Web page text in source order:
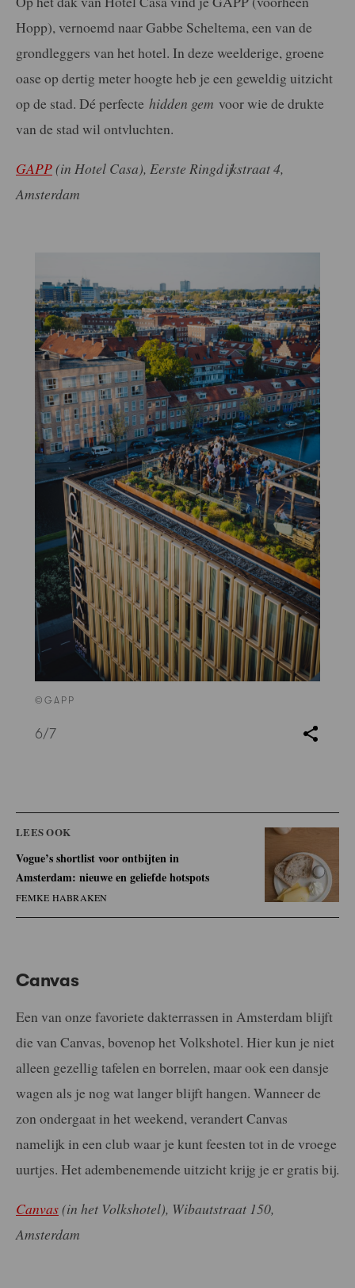
Hopp), vernoemd naar Gabbe Scheltema, een van de
grondleggers van het hotel. In deze weelderige, groene
oase op dertig meter hoogte heb je een geweldig uitzicht
op de stad. Dé perfecte hidden gem voor wie de drukte
van de stad wil ontvluchten.
GAPP(in Hotel Casa), Eerste Ringdijkstraat 4,
Amsterdam
©GAPP
6/7
LEES OOK
Vogue’s shortlist voor ontbijten in
Amsterdam: nieuwe en geliefde hotspots
FEMKE HABRAKEN
Canvas
Een van onze favoriete dakterrassen in Amsterdam blijft
die van Canvas, bovenop het Volkshotel. Hier kun je niet
alleen gezellig tafelen en borrelen, maar ook een dansje
wagen als je nog wat langer blijft hangen. Wanneer de
zon ondergaat in het weekend, verandert Canvas
namelijk in een club waar je kunt feesten tot in de vroege
uurtjes. Het adembenemende uitzicht krijg je er gratis bij.
Canvas(in het Volkshotel), Wibautstraat 150,
Amsterdam